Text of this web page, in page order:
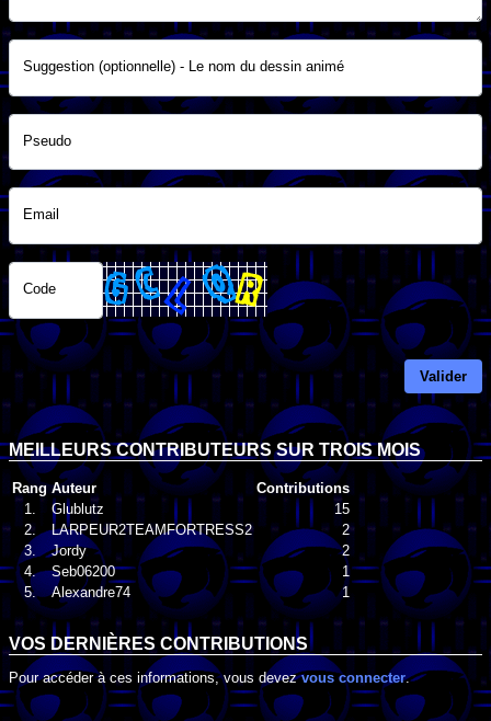
Suggestion (optionnelle) - Le nom du dessin animé
Pseudo
Email
Code
Valider
MEILLEURS CONTRIBUTEURS SUR TROIS MOIS
Rang Auteur
Contributions
1.
Glublutz
15
2.
LARPEUR2TEAMFORTRESS2
2
3.
Jordy
2
4.
Seb06200
1
5.
Alexandre74 1
VOS DERNIÈRES CONTRIBUTIONS
Pour accéder à ces informations, vous devezvous connecter.